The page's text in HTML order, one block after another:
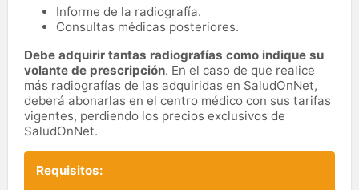
Informe de la radiografía.
Consultas médicas posteriores.
Debe adquirir tantas radiografías como indique su
volante de prescripción. En el caso de que realice
más radiografías de las adquiridas en SaludOnNet,
deberá abonarlas en el centro médico con sus tarifas
vigentes, perdiendo los precios exclusivos de
SaludOnNet.
Requisitos: